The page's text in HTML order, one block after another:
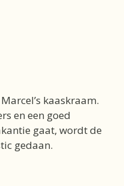
kaaskraam.
en een goed
gaat, wordt de
gedaan.